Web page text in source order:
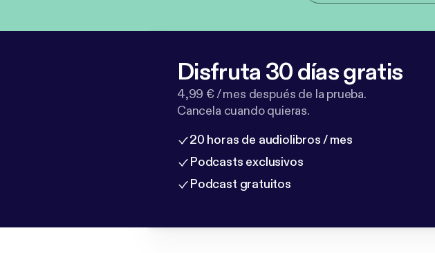
Disfruta 30 días gratis
4,99 € / mes después de la prueba.
Cancela cuando quieras.
20 horas de audiolibros / mes
Podcasts exclusivos
Podcast gratuitos